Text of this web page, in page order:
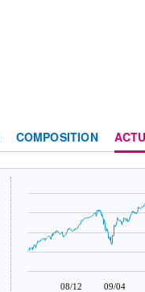
COMPOSITION
08/12 09/04